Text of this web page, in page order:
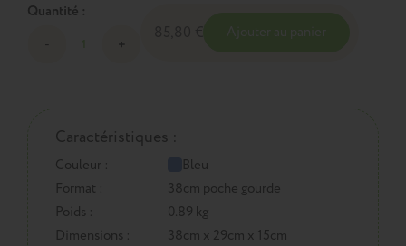
Quantité :
Caractéristiques :
Couleur :
Bleu
Format :
38cm poche gourde
Poids :
0.89 kg
Dimensions :
38cm x 29cm x 15cm